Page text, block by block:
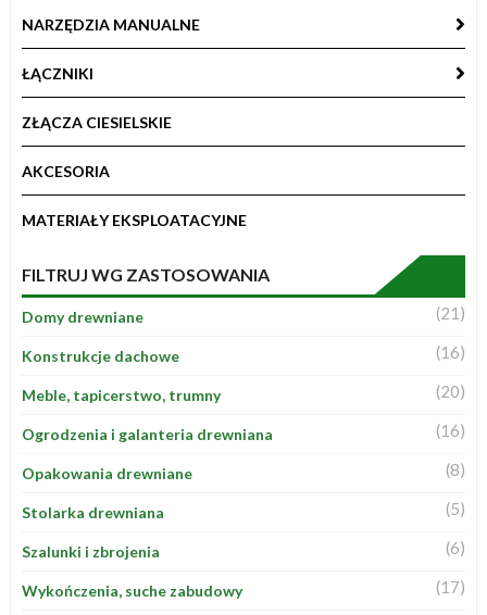
NARZĘDZIA MANUALNE
ŁĄCZNIKI
ZŁĄCZA CIESIELSKIE
AKCESORIA
MATERIAŁY EKSPLOATACYJNE
FILTRUJ WG ZASTOSOWANIA
Domy drewniane (21)
Konstrukcje dachowe (16)
Meble, tapicerstwo, trumny (20)
Ogrodzenia i galanteria drewniana (16)
Opakowania drewniane (8)
Stolarka drewniana (5)
Szalunki i zbrojenia (6)
Wykończenia, suche zabudowy (17)